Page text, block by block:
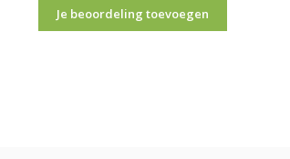
Je beoordeling toevoegen